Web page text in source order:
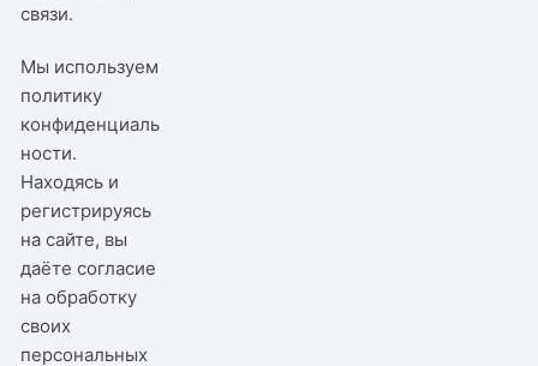
связи.
Мы используем
политику
конфиденциаль
ности.
Находясь и
регистрируясь
на сайте, вы
даёте согласие
на обработку
своих
персональных